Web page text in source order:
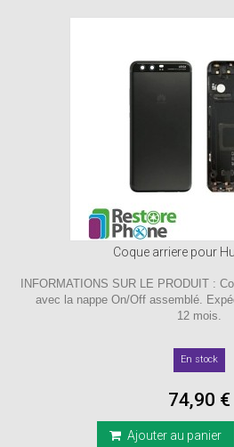
Coque arriere pour
INFORMATIONS SUR LE PRODUIT :
avec la nappe On/Off assemblé.
12 mois.
En stock
74,90 €
Ajouter au panier